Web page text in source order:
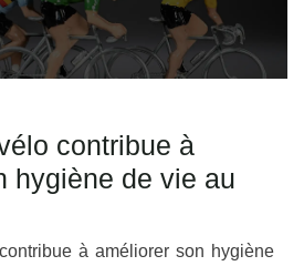
contribue à
hygiène de vie au
à améliorer son hygiène